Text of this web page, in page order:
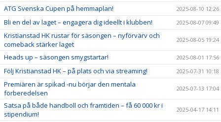
ATG Svenska Cupen på hemmaplan! 2025-08-10 12:26
Bli en del av laget – engagera dig ideellt i klubben! 2025-08-07 09:49
Kristianstad HK rustar för säsongen – nyförvärv och
comeback stärker laget
2025-08-05 19:24
Heads up – säsongen smygstartar! 2025-08-01 17:56
Följ Kristianstad HK – på plats och via streaming! 2025-07-31 10:18
Premiären är spikad -nu börjar den mentala
förberedelsen
2025-07-13 17:04
Satsa på både handboll och framtiden – få 60 000 kr i
stipendium!
2025-04-17 14:11